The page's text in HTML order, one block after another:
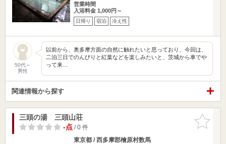
営業時間
入浴料金 1,000円～
日帰り 宿泊 冷え性
50代～
男性
以前から、奥多摩方面の自然に触れたいと思っており、今回は、
二泊三日でのんびりと紅葉などを楽しみたいと、茨城から車でや
って来…
関連情報から探す
お気に入
りに追加
三頭の湯 三頭山荘
-点/ 0 件
東京都 / 西多摩郡檜原村数馬